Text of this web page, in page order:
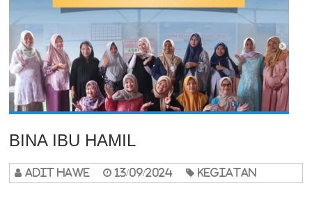
BINA IBU HAMIL
adit hawe 13/09/2024 Kegiatan